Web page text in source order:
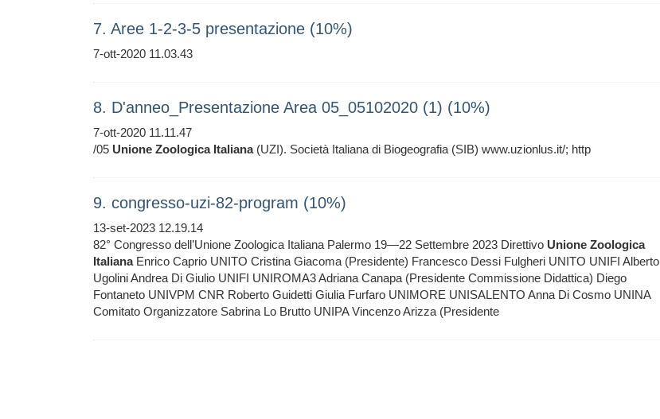
7. Aree 1-2-3-5 presentazione (10%)
7-ott-2020 11.03.43
8. D'anneo_Presentazione Area 05_05102020 (1) (10%)
7-ott-2020 11.11.47
/05 Unione Zoologica Italiana(UZI). Società Italiana di Biogeografia (SIB) www.uzionlus.it/; http
9. congresso-uzi-82-program (10%)
13-set-2023 12.19.14
82° Congresso dell’Unione Zoologica Italiana Palermo 19—22 Settembre 2023 Direttivo Unione Zoologica
ItalianaEnrico Caprio UNITO Cristina Giacoma (Presidente) Francesco Dessi Fulgheri UNITO UNIFI Alberto
Ugolini Andrea Di Giulio UNIFI UNIROMA3 Adriana Canapa (Presidente Commissione Didattica) Diego
Fontaneto UNIVPM CNR Roberto Guidetti Giulia Furfaro UNIMORE UNISALENTO Anna Di Cosmo UNINA
Comitato Organizzatore Sabrina Lo Brutto UNIPA Vincenzo Arizza (Presidente